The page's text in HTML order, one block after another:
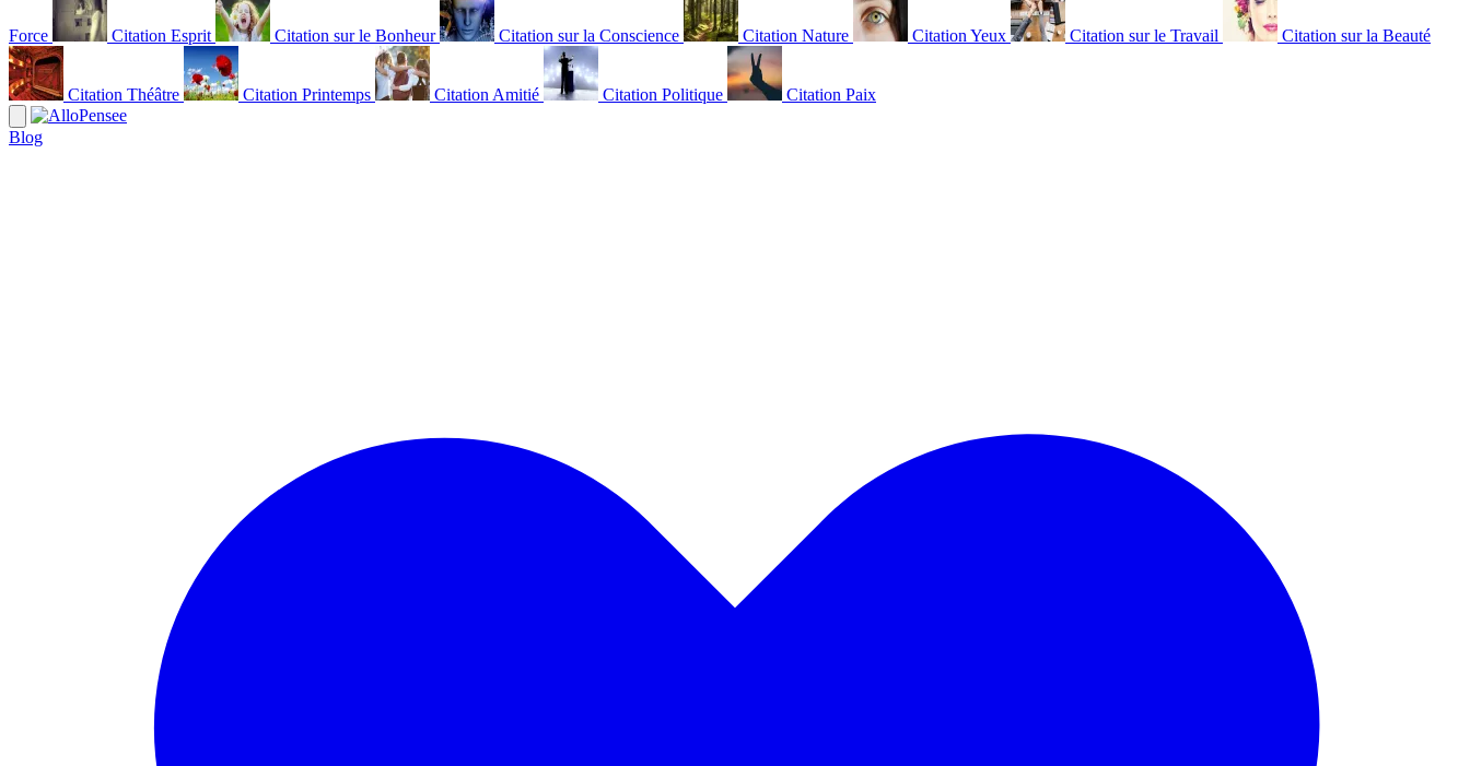
Force Citation Esprit Citation sur le Bonheur Citation sur la Conscience Citation Nature Citation Yeux Citation sur le Travail Citation sur la Beauté
Citation Théâtre Citation Printemps Citation Amitié Citation Politique Citation Paix
Blog